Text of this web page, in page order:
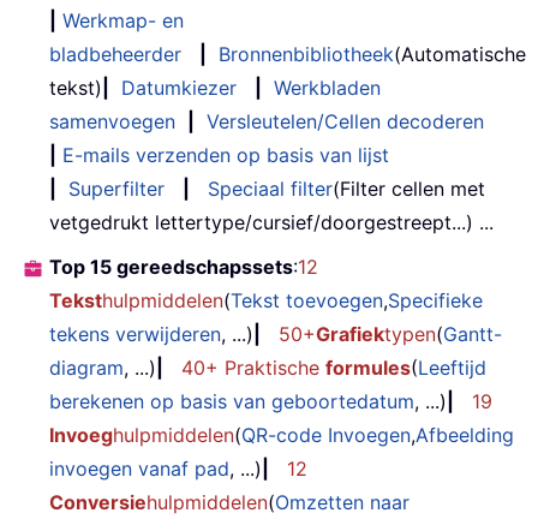
Werkmap- en
bladbeheerder
Bronnenbibliotheek(Automatische
tekst)
Datumkiezer
Werkbladen
samenvoegen
Versleutelen/Cellen decoderen
E-mails verzenden op basis van lijst
Superfilter Speciaal filter(Filter cellen met
vetgedrukt lettertype/cursief/doorgestreept...) ...
Top 15 gereedschapssets:12
Teksthulpmiddelen(Tekst toevoegen,Specifieke
tekens verwijderen, ...) 50+Grafiektypen(Gantt-
diagram, ...) 40+ Praktische formules(Leeftijd
berekenen op basis van geboortedatum, ...)
19
Invoeghulpmiddelen(QR-code Invoegen,Afbeelding
invoegen vanaf pad, ...)
12
Conversiehulpmiddelen(Omzetten naar